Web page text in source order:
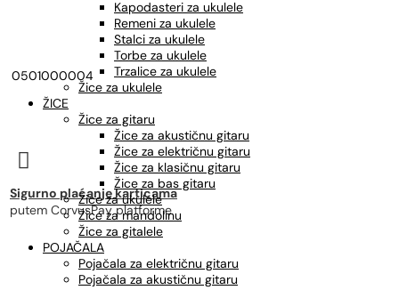
Kapodasteri za ukulele
Remeni za ukulele
Stalci za ukulele
Torbe za ukulele
Trzalice za ukulele
Žice za ukulele
ŽICE
Žice za gitaru
Žice za akustičnu gitaru
Žice za električnu gitaru
Žice za klasičnu gitaru
Žice za bas gitaru
Žice za ukulele
Žice za mandolinu
Žice za gitalele
POJAČALA
Pojačala za električnu gitaru
Pojačala za akustičnu gitaru
0501000004

Sigurno plaćanje karticama
putem CorvusPay platforme